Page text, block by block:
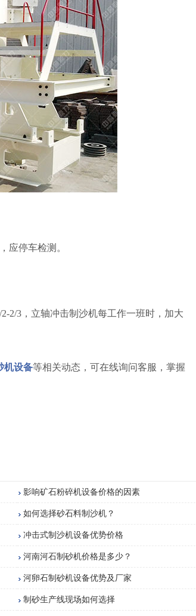
应停车检测。
2/3，立轴冲击制沙机每工作一班时，加大
机设备等相关动态，可在线询问客服，掌握
影响矿石粉碎机设备价格的因素
如何选择砂石料制沙机？
冲击式制沙机设备优势价格
河南河石制砂机价格是多少？
河卵石制砂机设备优势及厂家
制砂生产线现场如何选择